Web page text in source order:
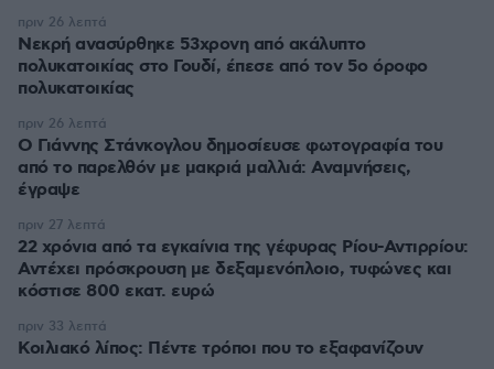
Νεκρή ανασύρθηκε 53χρονη από ακάλυπτο
πολυκατοικίας στο Γουδί, έπεσε από τον 5ο όροφο
πολυκατοικίας
πριν 26 λεπτά
Ο Γιάννης Στάνκογλου δημοσίευσε φωτογραφία του
από το παρελθόν με μακριά μαλλιά: Αναμνήσεις,
έγραψε
πριν 26 λεπτά
22 χρόνια από τα εγκαίνια της γέφυρας Ρίου-Αντιρρίου:
Αντέχει πρόσκρουση με δεξαμενόπλοιο, τυφώνες και
κόστισε 800 εκατ. ευρώ
πριν 27 λεπτά
Κοιλιακό λίπος: Πέντε τρόποι που το εξαφανίζουν
πριν 33 λεπτά